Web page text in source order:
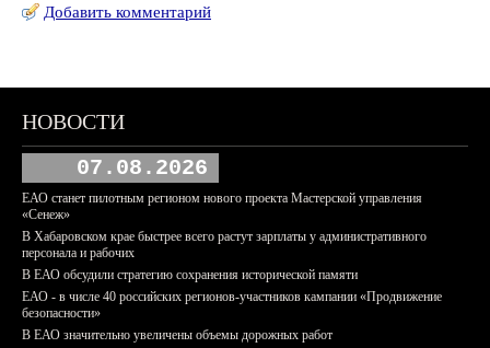
Добавить комментарий
НОВОСТИ
07.08.2026
ЕАО станет пилотным регионом нового проекта Мастерской управления
«Сенеж»
В Хабаровском крае быстрее всего растут зарплаты у административного
персонала и рабочих
В ЕАО обсудили стратегию сохранения исторической памяти
ЕАО - в числе 40 российских регионов-участников кампании «Продвижение
безопасности»
В ЕАО значительно увеличены объемы дорожных работ